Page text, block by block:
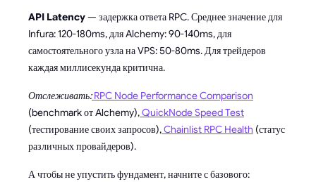
API Latency— задержка ответа RPC. Среднее значение для
Infura: 120-180ms, для Alchemy: 90-140ms, для
самостоятельного узла на VPS: 50-80ms. Для трейдеров
каждая миллисекунда критична.
Отслеживать: RPC Node Performance Comparison
(benchmark от Alchemy),QuickNode Speed Test
(тестирование своих запросов),Chainlist RPC Health (статус
различных провайдеров).
А чтобы не упустить фундамент, начните с базового: